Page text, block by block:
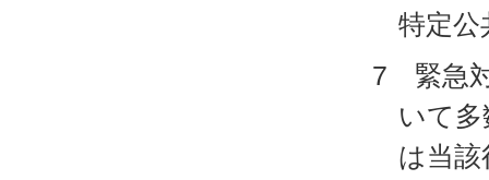
特定公
7 緊急
いて
は当